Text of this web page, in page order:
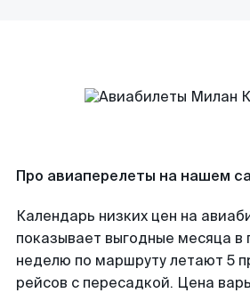
Про авиаперелеты на нашем
Календарь низких цен на
показывает выгодные месяца в
неделю по маршруту летают 5
рейсов с пересадкой. Цена